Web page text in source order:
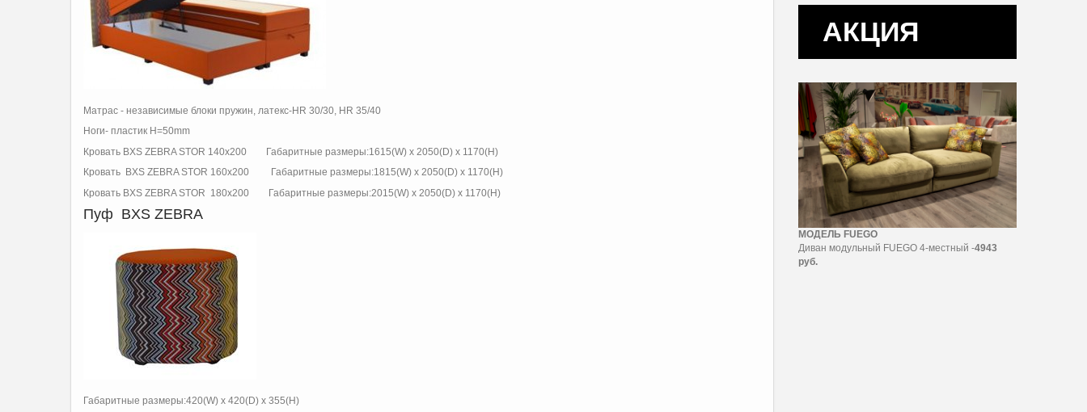
Матрас - независимые блоки пружин, латекс-HR 30/30, HR 35/40
Ноги- пластик H=50mm
Кровать BXS ZEBRA STOR 140x200 Габаритные размеры:1615(W) x 2050(D) x 1170(H)
Кровать BXS ZEBRA STOR 160x200 Габаритные размеры:1815(W) x 2050(D) x 1170(H)
Кровать BXS ZEBRA STOR 180x200 Габаритные размеры:2015(W) x 2050(D) x 1170(H)
Пуф BXS ZEBRA
Габаритные размеры:420(W) x 420(D) x 355(H)
АКЦИЯ
МОДЕЛЬ FUEGO
Диван модульный FUEGO 4-местный -4943
руб.